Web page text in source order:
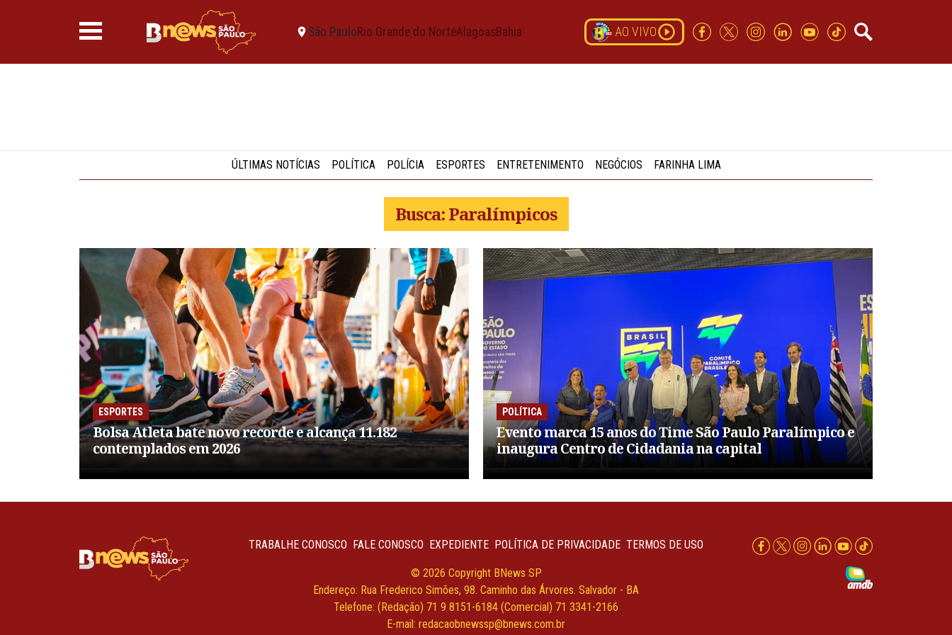
São PauloRio Grande do NorteAlagoasBahia AO VIVO
ÚLTIMAS NOTÍCIAS POLÍTICA POLÍCIA ESPORTES ENTRETENIMENTO NEGÓCIOS FARINHA LIMA
Busca: Paralímpicos
ESPORTES
Bolsa Atleta bate novo recorde e alcança 11.182
contemplados em 2026
POLÍTICA
Evento marca 15 anos do Time São Paulo Paralímpico e
inaugura Centro de Cidadania na capital
TRABALHE CONOSCO FALE CONOSCO EXPEDIENTE POLÍTICA DE PRIVACIDADE TERMOS DE USO
© 2026 Copyright BNews SP
Endereço: Rua Frederico Simões, 98. Caminho das Árvores. Salvador - BA
Telefone: (Redação) 71 9 8151-6184 (Comercial) 71 3341-2166
E-mail: redacaobnewssp@bnews.com.br